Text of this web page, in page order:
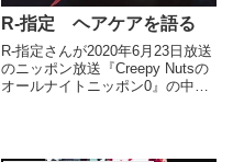
R-指定 ヘアケアを語る
R-指定さんが2020年6月23日放送
のニッポン放送『Creepy Nutsの
オールナイトニッポン0』の中で
ュー記事が公開！【Forb...